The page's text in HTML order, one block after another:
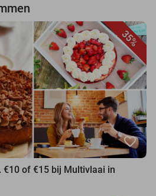
35%
favorite_border
€10 of €15 bij Multivlaai in